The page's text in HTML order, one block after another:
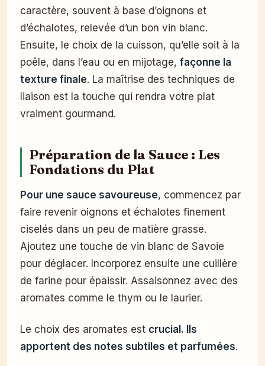
caractère, souvent à base d’oignons et
d’échalotes, relevée d’un bon vin blanc.
Ensuite, le choix de la cuisson, qu’elle soit à la
poêle, dans l’eau ou en mijotage, façonne la
texture finale. La maîtrise des techniques de
liaison est la touche qui rendra votre plat
vraiment gourmand.
Préparation de la Sauce : Les
Fondations du Plat
Pour une sauce savoureuse, commencez par
faire revenir oignons et échalotes finement
ciselés dans un peu de matière grasse.
Ajoutez une touche de vin blanc de Savoie
pour déglacer. Incorporez ensuite une cuillère
de farine pour épaissir. Assaisonnez avec des
aromates comme le thym ou le laurier.
Le choix des aromates est crucial. Ils
apportent des notes subtiles et parfumées.